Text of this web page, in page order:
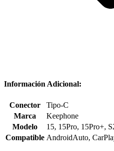
Información Adicional:
Conector
Tipo-C
Marca
Keephone
Modelo
15, 15Pro, 15Pro+,
Compatible AndroidAuto,